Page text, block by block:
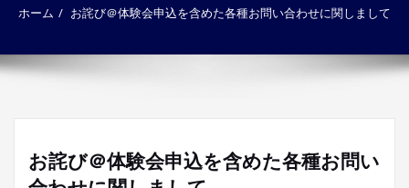
り
ホーム お詫び＠体験会申込を含めた各種お問い合わせに関しまして
お詫び＠体験会申込を含めた各種お問い